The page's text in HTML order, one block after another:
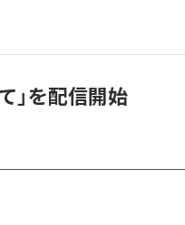
」を配信開始